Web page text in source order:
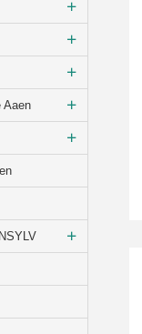
Aaen